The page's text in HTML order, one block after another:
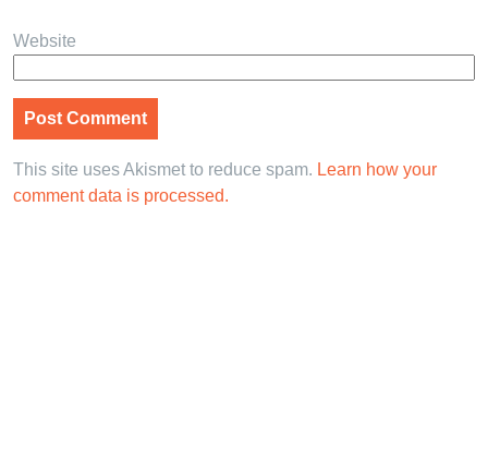
Website
This site uses Akismet to reduce spam. Learn how your
comment data is processed.